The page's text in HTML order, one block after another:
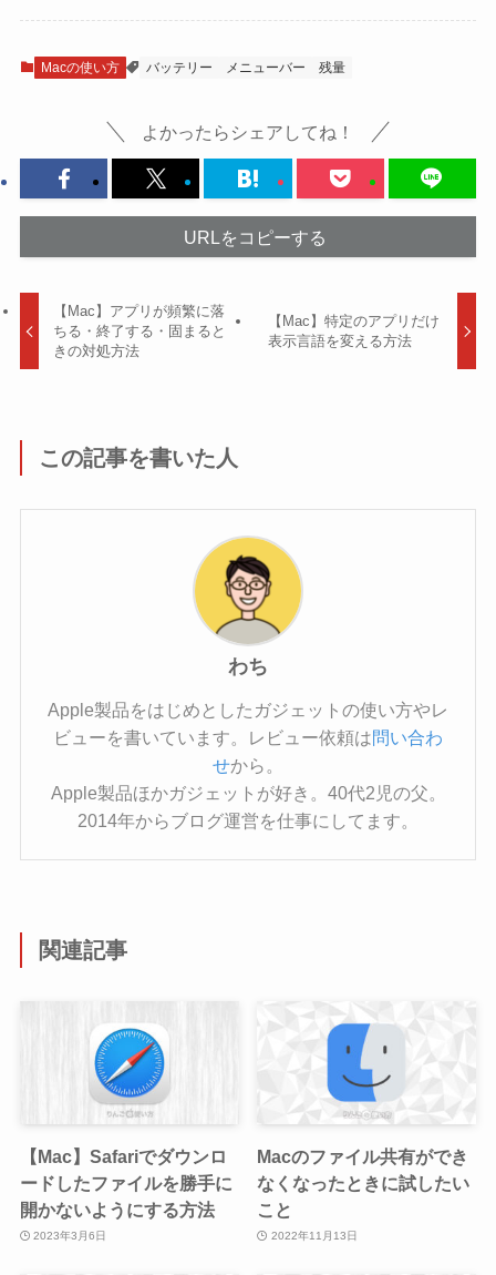
Macの使い方 バッテリー メニューバー 残量
よかったらシェアしてね！
URLをコピーする
【Mac】アプリが頻繁に落
ちる・終了する・固まると
きの対処方法
【Mac】特定のアプリだけ
表示言語を変える方法
この記事を書いた人
わち
Apple製品をはじめとしたガジェットの使い方やレ
ビューを書いています。レビュー依頼は問い合わ
せから。
Apple製品ほかガジェットが好き。40代2児の父。
2014年からブログ運営を仕事にしてます。
関連記事
【Mac】Safariでダウンロ
ードしたファイルを勝手に
開かないようにする方法
2023年3月6日
Macのファイル共有ができ
なくなったときに試したい
こと
2022年11月13日